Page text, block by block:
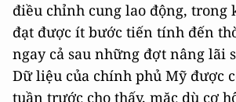
điều chỉnh cung lao động, trong
đạt được ít bước tiến tính đến
ngay cả sau những đợt nâng lãi
Dữ liệu của chính phủ Mỹ được
tuần trước cho thấy, mặc dù cơ